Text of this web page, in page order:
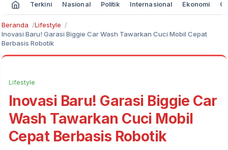
Terkini Nasional Politik Internasional Ekonomi
Beranda
Lifestyle
Inovasi Baru! Garasi Biggie Car Wash Tawarkan Cuci Mobil Cepat
Berbasis Robotik
Lifestyle
Inovasi Baru! Garasi Biggie Car
Wash Tawarkan Cuci Mobil
Cepat Berbasis Robotik